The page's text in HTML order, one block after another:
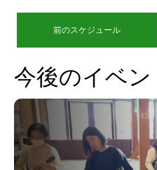
前のスケジュール
今後のイベン